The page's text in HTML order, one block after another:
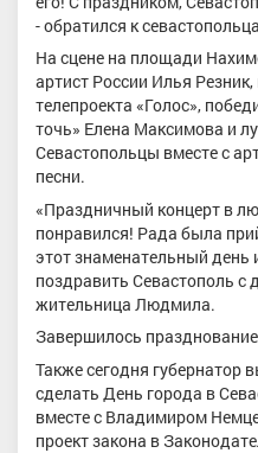
- обратился к
На сцене на площади
артист России Илья
телепроекта «Голос»,
точь» Елена Максимова и
Севастопольцы вместе с
песни.
«Праздничный концерт в
понравился! Рада была
этот знаменательный день
поздравить Севастополь с
жительница Людмила.
Завершилось
Также сегодня губернатор
сделать День города в
вместе с Владимиром
проект закона в